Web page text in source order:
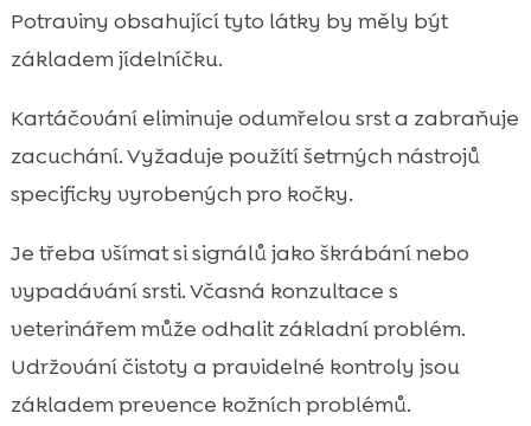
Potraviny obsahující tyto látky by měly být
základem jídelníčku.
Kartáčování eliminuje odumřelou srst a zabraňuje
zacuchání. Vyžaduje použítí šetrných nástrojů
specificky vyrobených pro kočky.
Je třeba všímat si signálů jako škrábání nebo
vypadávání srsti. Včasná konzultace s
veterinářem může odhalit základní problém.
Udržování čistoty a pravidelné kontroly jsou
základem prevence kožních problémů.